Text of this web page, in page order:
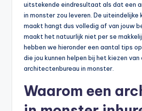
uitstekende eindresultaat als dat een
in monster zou leveren. De uiteindelijke
maakt hangt dus volledig af van jouw
maakt het natuurlijk niet per se
hebben we hieronder een aantal tips
die jou kunnen helpen bij het kiezen van
architectenbureau in monster.
Waarom een